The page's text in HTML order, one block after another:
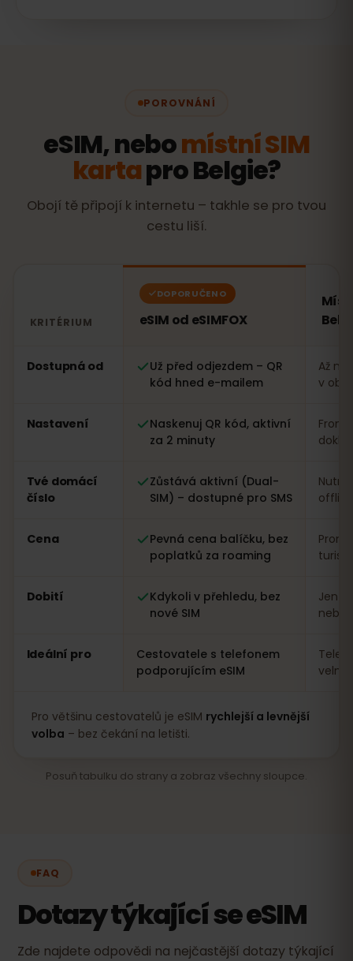
POROVNÁNÍ
eSIM, nebomístní SIM
kartapro Belgie?
Obojí tě připojí k internetu – takhle se pro tvou
cestu liší.
KRITÉRIUM
DOPORUČENO
eSIM od eSIMFOX
Dostupná od
Už před odjezdem – QR
kód hned e-mailem
Až
v
Nastavení
Naskenuj QR kód, aktivní
za 2 minuty
Tvé domácí
číslo
Zůstává aktivní (Dual-
SIM) – dostupné pro SMS
offline
Cena
Pevná cena balíčku, bez
poplatků za roaming
Dobití
Kdykoli v přehledu, bez
nové SIM
Jen
nebo
Ideální pro
Cestovatele s telefonem
podporujícím eSIM
velmi
Pro většinu cestovatelů je eSIM rychlejší a levnější
volba – bez čekání na letišti.
Posuň tabulku do strany a zobraz všechny sloupce.
FAQ
Dotazy týkající se eSIM
Zde najdete odpovědi na nejčastější dotazy týkající